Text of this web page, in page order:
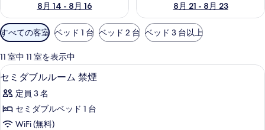
8月 14 - 8月 16
8月 21 - 8月 23
利
用
可
能
な
客
室
の
すべての客室 ベッド 1 台 ベッド 2 台 ベッド 3 台以上
11 室中 11 室を表示中
セ
ミ
ダ
ブ
遮光カーテン、アイロン / アイロン
6
セミダブルルーム 禁煙
定員 3 名
セミダブルベッド 1 台
WiFi (無料)